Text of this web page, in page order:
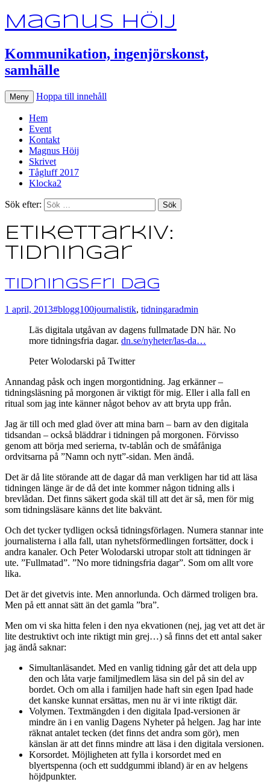
Magnus Höij
Kommunikation, ingenjörskonst,
samhälle
Meny Hoppa till innehåll
Hem
Event
Kontakt
Magnus Höij
Skrivet
Tågluff 2017
Klocka2
Sök efter:
Etikettarkiv:
tidningar
Tidningsfri dag
1 april, 2013#blogg100journalistik, tidningaradmin
Läs digitala utgåvan av dagens fullmatade DN här. No
more tidningsfria dagar. dn.se/nyheter/las-da…
Peter Wolodarski på Twitter
Annandag påsk och ingen morgontidning. Jag erkänner –
tidningsläsning på morgonen är viktigt för mig. Eller i alla fall en
ritual som jag inte känner något behov av att bryta upp från.
Jag är till och med glad över att mina barn – barn av den digitala
tidsandan – också bläddrar i tidningen på morgonen. Förvisso
genom att börja med serierna, tv-tablån och de småfåniga
ordvitsarna på ”Namn och nytt”-sidan. Men ändå.
Det är då lite störande att de dagar då man verkligen har tid att läsa
tidningen länge är de då det inte kommer någon tidning alls i
brevlådan. Det finns säkert goda skäl till att det är så, men för mig
som tidningsläsare känns det lite bakvänt.
Och det tycker tydligen också tidningsförlagen. Numera stannar inte
journalisterna i alla fall, utan nyhetsförmedlingen fortsätter, dock i
andra kanaler. Och Peter Wolodarski utropar stolt att tidningen är
ute. ”Fullmatad”. ”No more tidningsfria dagar”. Som om allt vore
lika.
Det är det givetvis inte. Men annorlunda. Och därmed troligen bra.
Men på ett annat sätt än det gamla ”bra”.
Men om vi ska hitta felen i den nya ekvationen (nej, jag vet att det är
lite destruktivt och inte riktigt min grej…) så finns det ett antal saker
jag ändå saknar:
Simultanläsandet. Med en vanlig tidning går det att dela upp
den och låta varje familjmedlem läsa sin del på sin del av
bordet. Och om alla i familjen hade haft sin egen Ipad hade
det kanske kunnat ersättas, men nu är vi inte riktigt där.
Volymen. Textmängden i den digitala Ipad-versionen är
mindre än i en vanlig Dagens Nyheter på helgen. Jag har inte
räknat antalet tecken (det finns det andra som gör), men
känslan är att det finns mindre att läsa i den digitala versionen.
Korsordet. Möjligheten att fylla i korsordet med en
blyertspenna (och ett suddgummi ibland) är en av helgens
höjdpunkter.